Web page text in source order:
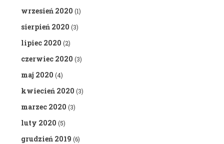
wrzesień 2020 (1)
sierpień 2020 (3)
lipiec 2020 (2)
czerwiec 2020 (3)
maj 2020 (4)
kwiecień 2020 (3)
marzec 2020 (3)
luty 2020 (5)
grudzień 2019 (6)